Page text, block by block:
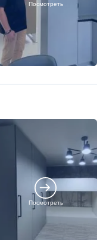
Посмотреть
Посмотреть